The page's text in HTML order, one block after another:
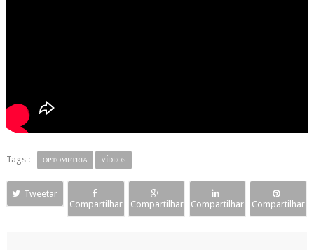
Tags : OPTOMETRIA VÍDEOS
Tweetar
Compartilhar
Compartilhar Compartilhar Compartilhar